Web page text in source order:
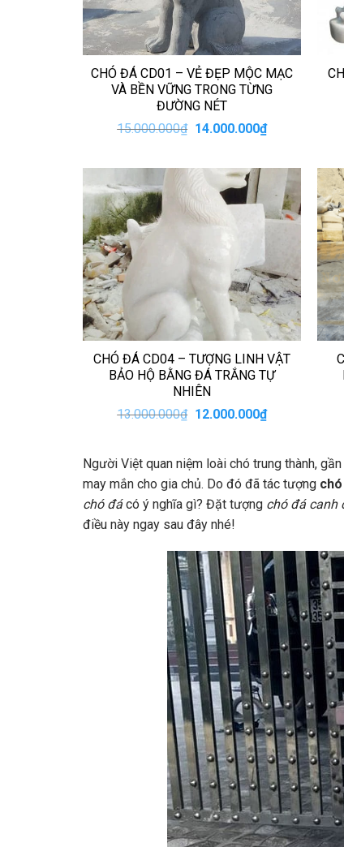
CHÓ ĐÁ CD01 – VẺ ĐẸP MỘC MẠC
VÀ BỀN VỮNG TRONG TỪNG
ĐƯỜNG NÉT
15.000.000₫ Giá
15.000.000₫.
14.000.000₫Giá
hiện
là:
14.000.000₫.
CHÓ ĐÁ CD04 – TƯỢNG LINH VẬT
BẢO HỘ BẰNG ĐÁ TRẮNG TỰ
NHIÊN
13.000.000₫ Giá
12.000.000₫Giá
hiện
12.000.000₫.
Người Việt quan niệm loài chó trung thành,
may mắn cho gia chủ. Do đó đã tác tượng
chó đácó ý nghĩa gì? Đặt tượng chó đá canh
điều này ngay sau đây nhé!